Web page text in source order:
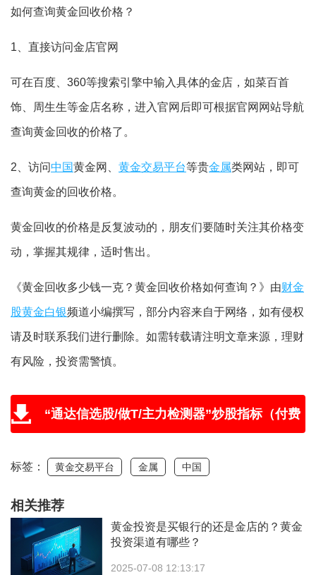
如何查询黄金回收价格？
1、直接访问金店官网
可在百度、360等搜索引擎中输入具体的金店，如菜百首
饰、周生生等金店名称，进入官网后即可根据官网网站导航
查询黄金回收的价格了。
2、访问中国黄金网、 黄金交易平台等贵金属类网站，即可
查询黄金的回收价格。
黄金回收的价格是反复波动的，朋友们要随时关注其价格变
动，掌握其规律，适时售出。
《黄金回收多少钱一克？黄金回收价格如何查询？》由财金
股黄金白银频道小编撰写，部分内容来自于网络，如有侵权
请及时联系我们进行删除。如需转载请注明文章来源，理财
有风险，投资需警慎。
“通达信选股/做T/主力检测器”炒股指标（付费
标签： 黄金交易平台 金属 中国
相关推荐
黄金投资是买银行的还是金店的？黄金
投资渠道有哪些？
2025-07-08 12:13:17